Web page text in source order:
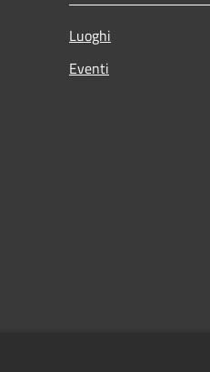
Luoghi
Eventi